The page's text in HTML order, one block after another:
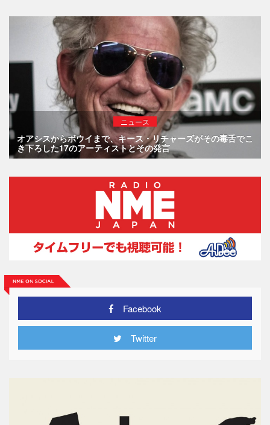
ニュース
オアシスからボウイまで、キース・リチャーズがその毒舌でこ
き下ろした17のアーティストとその発言
Facebook
Twitter